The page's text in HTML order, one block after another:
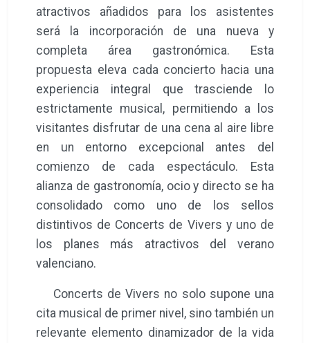
atractivos añadidos para los asistentes
será la incorporación de una nueva y
completa área gastronómica. Esta
propuesta eleva cada concierto hacia una
experiencia integral que trasciende lo
estrictamente musical, permitiendo a los
visitantes disfrutar de una cena al aire libre
en un entorno excepcional antes del
comienzo de cada espectáculo. Esta
alianza de gastronomía, ocio y directo se ha
consolidado como uno de los sellos
distintivos de Concerts de Vivers y uno de
los planes más atractivos del verano
valenciano.
Concerts de Vivers no solo supone una
cita musical de primer nivel, sino también un
relevante elemento dinamizador de la vida